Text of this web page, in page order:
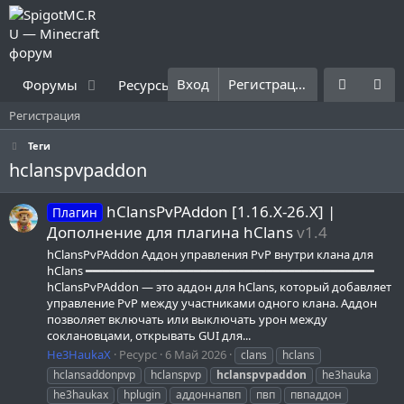
Форумы Ресурсы Что нового? Правила
Вход Регистрация
Регистрация
Теги
hclanspvpaddon
Плагин
hClansPvPAddon [1.16.X-26.X] |
Дополнение для плагина hClansv1.4
hClansPvPAddon Аддон управления PvP внутри клана для
hClans ━━━━━━━━━━━━━━━━━━━━━━━━━━━━━━━━━━━━━━━━
hClansPvPAddon — это аддон для hClans, который добавляет
управление PvP между участниками одного клана. Аддон
позволяет включать или выключать урон между
соклановцами, открывать GUI для...
He3HaukaX Ресурс 6 Май 2026 clans
hclans
hclansaddonpvp
hclanspvp hclanspvpaddon
he3hauka
he3haukax
hplugin аддоннапвп пвп
пвпаддон